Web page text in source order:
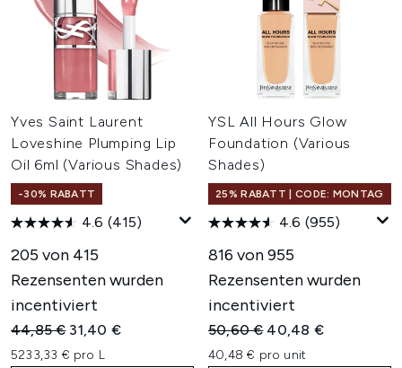
Yves Saint Laurent
Loveshine Plumping Lip
Oil 6ml (Various Shades)
-30% RABATT
4.6 (415)
205 von 415
Rezensenten wurden
incentiviert
Unverbindliche Preisempfehlung:
44,85 € Aktueller Preis:
31,40 €
5233,33 € pro L
YSL All Hours Glow
Foundation (Various
Shades)
25% RABATT | CODE: MONTAG
4.6 (955)
816 von 955
Rezensenten wurden
incentiviert
Unverbindliche
50,60 € Aktueller Preis:
40,48 €
40,48 € pro unit